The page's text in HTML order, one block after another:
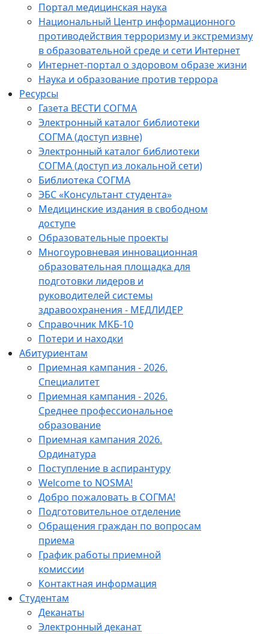
Портал медицинская наука
Национальный Центр информационного
противодействия терроризму и экстремизму
в образовательной среде и сети Интернет
Интернет-портал о здоровом образе жизни
Наука и образование против террора
Ресурсы
Газета ВЕСТИ СОГМА
Электронный каталог библиотеки
СОГМА (доступ извне)
Электронный каталог библиотеки
СОГМА (доступ из локальной сети)
Библиотека СОГМА
ЭБС «Консультант студента»
Медицинские издания в свободном
доступе
Образовательные проекты
Многоуровневая инновационная
образовательная площадка для
подготовки лидеров и
руководителей системы
здравоохранения - МЕДЛИДЕР
Справочник МКБ-10
Потери и находки
Абитуриентам
Приемная кампания - 2026.
Специалитет
Приемная кампания - 2026.
Среднее профессиональное
образование
Приемная кампания 2026.
Ординатура
Поступление в аспирантуру
Welcome to NOSMA!
Добро пожаловать в СОГМА!
Подготовительное отделение
Обращения граждан по вопросам
приема
График работы приемной
комиссии
Контактная информация
Студентам
Деканаты
Электронный деканат